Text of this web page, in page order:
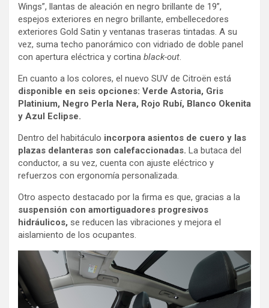
Wings”, llantas de aleación en negro brillante de 19”,
espejos exteriores en negro brillante, embellecedores
exteriores Gold Satin y ventanas traseras tintadas. A su
vez, suma techo panorámico con vidriado de doble panel
con apertura eléctrica y cortina black-out.
En cuanto a los colores, el nuevo SUV de Citroën está
disponible en seis opciones: Verde Astoria, Gris
Platinium, Negro Perla Nera, Rojo Rubí, Blanco Okenita
y Azul Eclipse.
Dentro del habitáculo incorpora asientos de cuero y las
plazas delanteras son calefaccionadas. La butaca del
conductor, a su vez, cuenta con ajuste eléctrico y
refuerzos con ergonomía personalizada.
Otro aspecto destacado por la firma es que, gracias a la
suspensión con amortiguadores progresivos
hidráulicos, se reducen las vibraciones y mejora el
aislamiento de los ocupantes.